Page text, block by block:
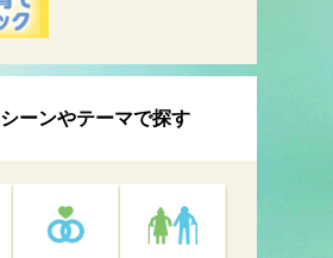
ーンやテーマで探す